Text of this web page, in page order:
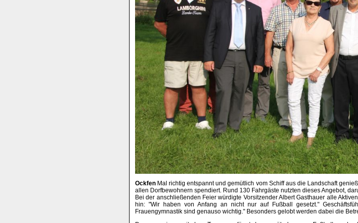
Ockfen Mal richtig entspannt und gemütlich vom Schiff aus die Landschaft
allen Dorfbewohnern spendiert. Rund 130 Fahrgäste nutzten dieses Angebot,
Bei der anschließenden Feier würdigte Vorsitzender Albert Gasthauer alle
hin: "Wir haben von Anfang an nicht nur auf Fußball gesetzt."
Frauengymnastik sind genauso wichtig." Besonders gelobt werden dabei die